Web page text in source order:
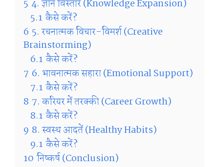
5 4. ज्ञान विस्तार (Knowledge Expansion)
5.1 कैसे करें?
6 5. रचनात्मक विचार-विमर्श (Creative
Brainstorming)
6.1 कैसे करें?
7 6. भावनात्मक सहारा (Emotional Support)
7.1 कैसे करें?
8 7. करियर में तरक्की (Career Growth)
8.1 कैसे करें?
9 8. स्वस्थ आदतें (Healthy Habits)
9.1 कैसे करें?
10 निष्कर्ष (Conclusion)